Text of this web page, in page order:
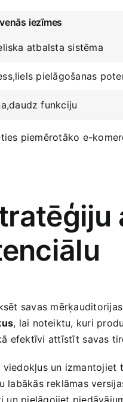
iezīmes
​atbalsta sistēma
pielāgošanas
funkciju
piemērotāko e-
savas
, lai noteiktu, kuri
efektīvi attīstīt ⁢savas
un izmantojiet
labākās reklāmas
un pielāgojiet